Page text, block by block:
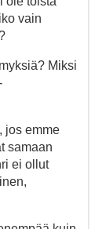
vain
Miksi
jos emme
samaan
ei ollut